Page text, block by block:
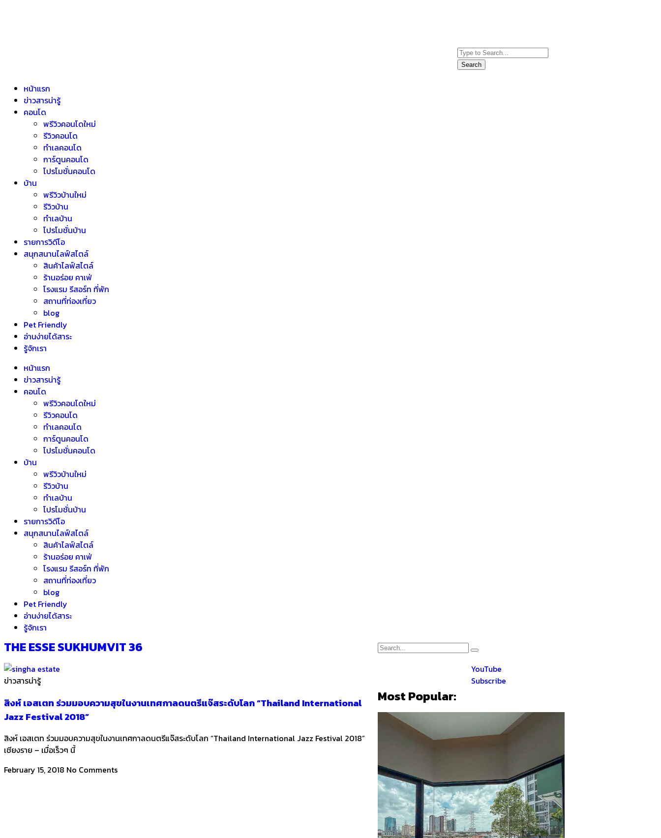
Search
หน้าแรก
ข่าวสารน่ารู้
คอนโด
พรีวิวคอนโดใหม่
รีวิวคอนโด
ทำเลคอนโด
การ์ตูนคอนโด
โปรโมชั่นคอนโด
บ้าน
พรีวิวบ้านใหม่
รีวิวบ้าน
ทำเลบ้าน
โปรโมชั่นบ้าน
รายการวิดีโอ
สนุกสนานไลฟ์สไตล์
สินค้าไลฟ์สไตล์
ร้านอร่อย คาเฟ่
โรงแรม รีสอร์ท ที่พัก
สถานที่ท่องเที่ยว
blog
Pet Friendly
อ่านง่ายได้สาระ
รู้จักเรา
หน้าแรก
ข่าวสารน่ารู้
คอนโด
พรีวิวคอนโดใหม่
รีวิวคอนโด
ทำเลคอนโด
การ์ตูนคอนโด
โปรโมชั่นคอนโด
บ้าน
พรีวิวบ้านใหม่
รีวิวบ้าน
ทำเลบ้าน
โปรโมชั่นบ้าน
รายการวิดีโอ
สนุกสนานไลฟ์สไตล์
สินค้าไลฟ์สไตล์
ร้านอร่อย คาเฟ่
โรงแรม รีสอร์ท ที่พัก
สถานที่ท่องเที่ยว
blog
Pet Friendly
อ่านง่ายได้สาระ
รู้จักเรา
THE ESSE SUKHUMVIT 36
ข่าวสารน่ารู้
สิงห์ เอสเตท ร่วมมอบความสุขในงานเทศกาลดนตรีแจ๊สระดับโลก “Thailand International
Jazz Festival 2018”
สิงห์ เอสเตท ร่วมมอบความสุขในงานเทศกาลดนตรีแจ๊สระดับโลก “Thailand International Jazz Festival 2018”
เชียงราย – เมื่อเร็วๆ นี้
February 15, 2018 No Comments
YouTube
Subscribe
Most Popular: